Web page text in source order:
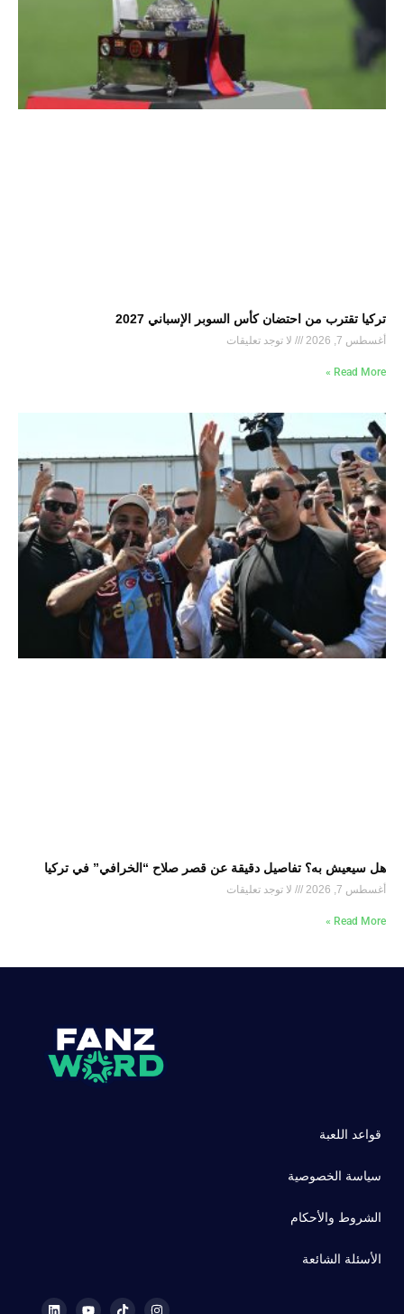
تركيا تقترب من احتضان كأس السوبر الإسباني 2027
أغسطس 7, 2026 لا توجد تعليقات
Read More »
هل سيعيش به؟ تفاصيل دقيقة عن قصر صلاح “الخرافي” في تركيا
أغسطس 7, 2026 لا توجد تعليقات
Read More »
قواعد اللعبة
سياسة الخصوصية
الشروط والأحكام
الأسئلة الشائعة